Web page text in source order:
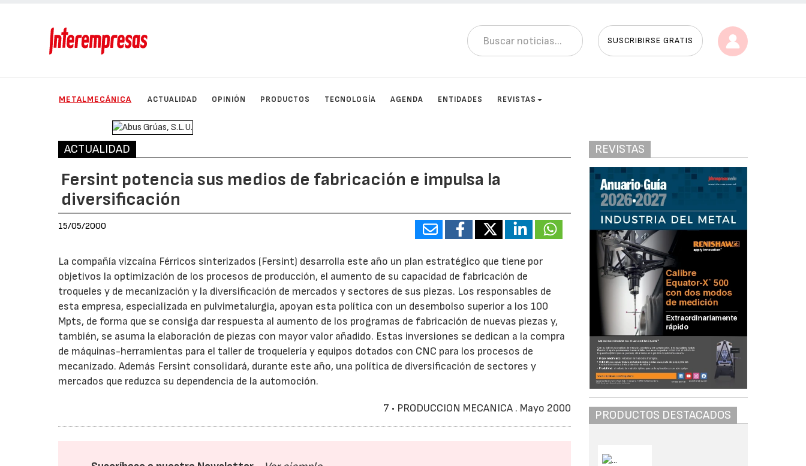
SUSCRIBIRSE GRATIS
METALMECÁNICA ACTUALIDAD OPINIÓN PRODUCTOS TECNOLOGÍA AGENDA ENTIDADES REVISTAS
ACTUALIDAD
Fersint potencia sus medios de fabricación e impulsa la
diversificación
15/05/2000
La compañía vizcaína Férricos sinterizados (Fersint) desarrolla este año un plan estratégico que tiene por
objetivos la optimización de los procesos de producción, el aumento de su capacidad de fabricación de
troqueles y de mecanización y la diversificación de mercados y sectores de sus piezas. Los responsables de
esta empresa, especializada en pulvimetalurgia, apoyan esta política con un desembolso superior a los 100
Mpts, de forma que se consiga dar respuesta al aumento de los programas de fabricación de nuevas piezas y,
también, se asuma la elaboración de piezas con mayor valor añadido. Estas inversiones se dedican a la compra
de máquinas-herramientas para el taller de troquelería y equipos dotados con CNC para los procesos de
mecanizado. Además Fersint consolidará, durante este año, una política de diversificación de sectores y
mercados que reduzca su dependencia de la automoción.
7 • PRODUCCION MECANICA . Mayo 2000
REVISTAS
PRODUCTOS DESTACADOS